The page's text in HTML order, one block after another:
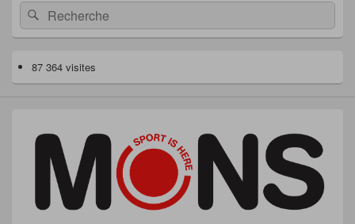
Recherche :Rechercher
87 364 visites